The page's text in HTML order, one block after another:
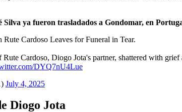
Silva ya fueron trasladados a Gondomar, en
Rute Cardoso Leaves for Funeral in Tear.
Cardoso, Diogo Jota's partner, shattered with grief
DYQ7nU4Lue
July 4, 2025
Diogo Jota